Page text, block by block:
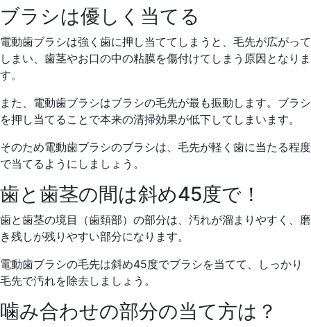
ブラシは優しく当てる
電動歯ブラシは強く歯に押し当ててしまうと、毛先が広がって
しまい、歯茎やお口の中の粘膜を傷付けてしまう原因となりま
す。
また、電動歯ブラシはブラシの毛先が最も振動します。ブラシ
を押し当てることで本来の清掃効果が低下してしまいます。
そのため電動歯ブラシのブラシは、毛先が軽く歯に当たる程度
で当てるようにしましょう。
歯と歯茎の間は斜め45度で！
歯と歯茎の境目（歯頚部）の部分は、汚れが溜まりやすく、磨
き残しが残りやすい部分になります。
電動歯ブラシの毛先は斜め45度でブラシを当てて、しっかり
毛先で汚れを除去しましょう。
噛み合わせの部分の当て方は？